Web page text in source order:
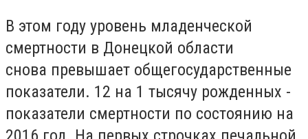
В этом году уровень младенческой
смертности в Донецкой области
снова превышает общегосударственные
показатели. 12 на 1 тысячу рожденных -
показатели смертности по состоянию на